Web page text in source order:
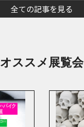
全ての記事を見る
オススメ展覧会